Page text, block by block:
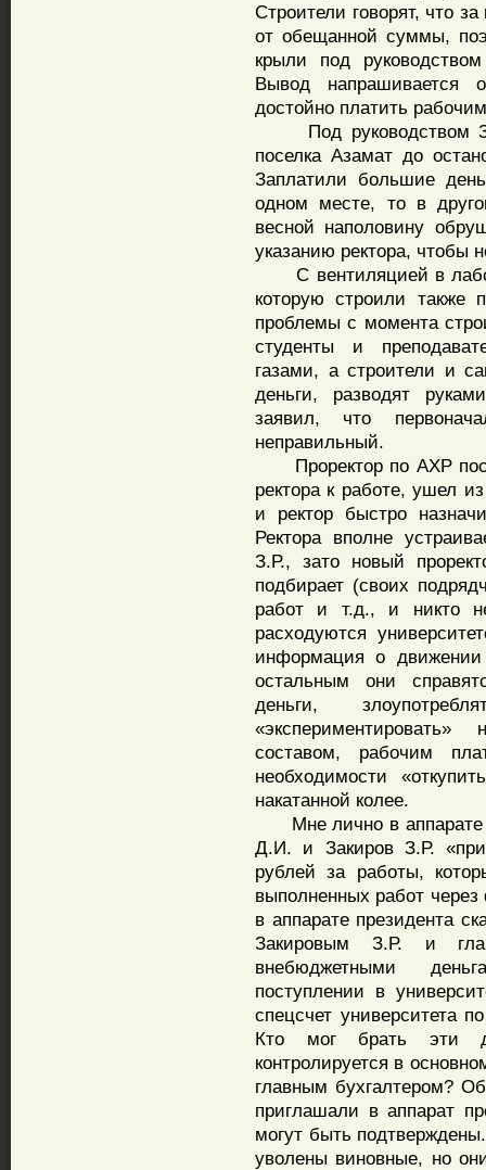
Строители говорят, что
от обещанной суммы,
крыли под
Вывод напрашивается
достойно платить
Под руководством
поселка Азамат до
Заплатили большие
одном месте, то в
весной наполовину
указанию ректора, чтобы
С вентиляцией в
которую строили также
проблемы с момента
студенты и
газами, а строители и
деньги, разводят
заявил, что
неправильный.
Проректор по АХР
ректора к работе, ушел
и ректор быстро
Ректора вполне
З.Р., зато новый
подбирает (своих
работ и т.д., и никто
расходуются
информация о
остальным они
деньги,
«экспериментировать»
составом, рабочим
необходимости
накатанной колее.
Мне лично в аппарате
Д.И. и Закиров З.Р.
рублей за работы,
выполненных работ
в аппарате президента
Закировым З.Р. и
внебюджетными
поступлении в
спецсчет университета
Кто мог брать эти
контролируется в
главным бухгалтером?
приглашали в аппарат
могут быть
уволены виновные, но